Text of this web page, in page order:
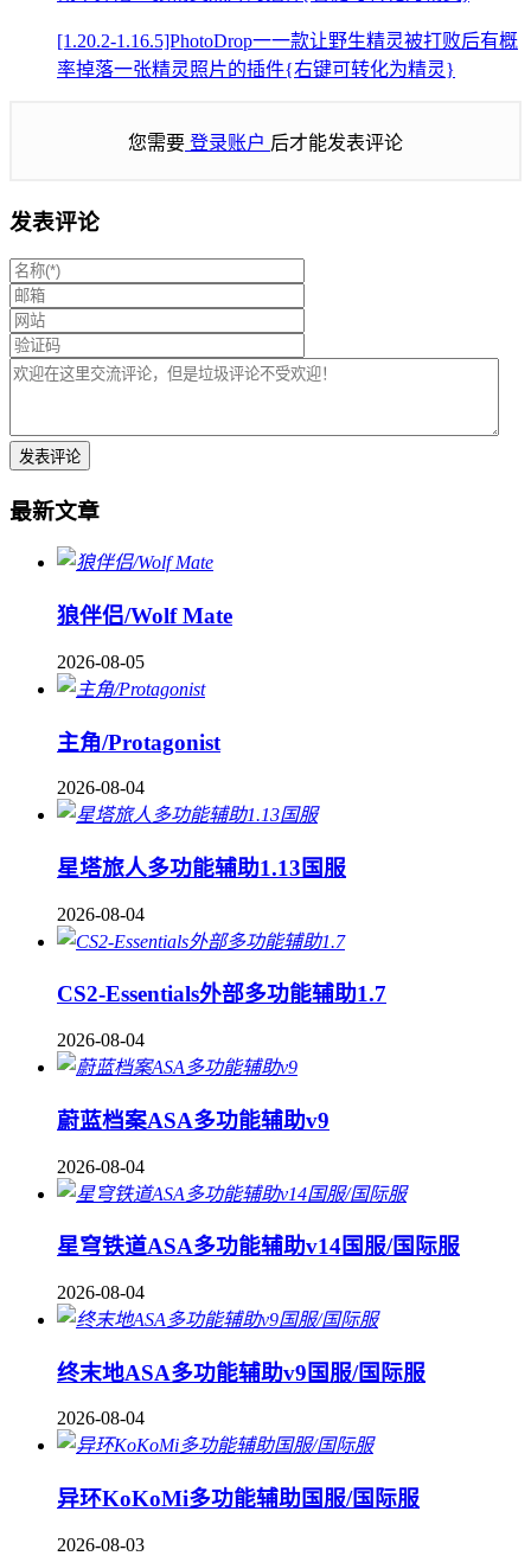
[1.20.2-1.16.5]PhotoDrop一一款让野生精灵被打败后有概
率掉落一张精灵照片的插件{右键可转化为精灵}
您需要 登录账户 后才能发表评论
发表评论
最新文章
狼伴侣/Wolf Mate
2026-08-05
主角/Protagonist
2026-08-04
星塔旅人多功能辅助1.13国服
2026-08-04
CS2-Essentials外部多功能辅助1.7
2026-08-04
蔚蓝档案ASA多功能辅助v9
2026-08-04
星穹铁道ASA多功能辅助v14国服/国际服
2026-08-04
终末地ASA多功能辅助v9国服/国际服
2026-08-04
异环KoKoMi多功能辅助国服/国际服
2026-08-03